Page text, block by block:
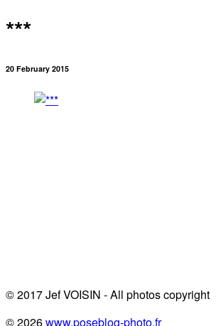
***
20 February 2015
© 2017 Jef VOISIN - All photos copyright
© 2026www.poseblog-photo.fr